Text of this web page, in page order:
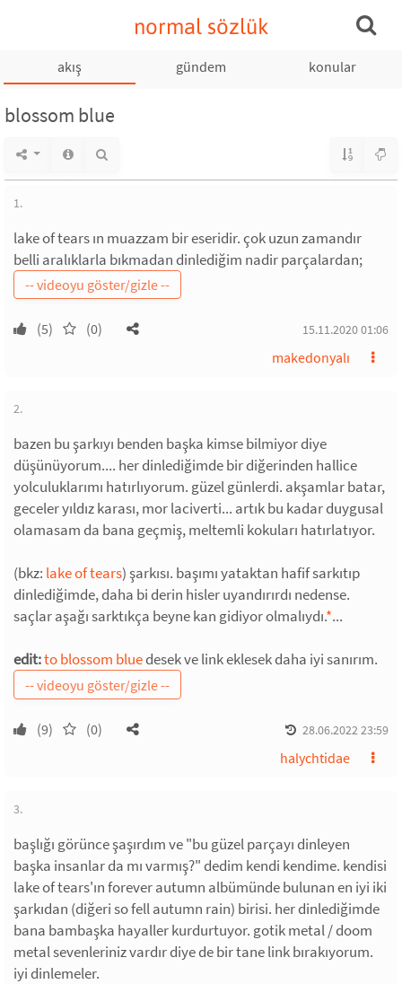
normal sözlük
akış gündem konular
blossom blue
1.
lake of tears ın muazzam bir eseridir. çok uzun zamandır
belli aralıklarla bıkmadan dinlediğim nadir parçalardan;
(5) (0) 15.11.2020 01:06
makedonyalı
2.
bazen bu şarkıyı benden başka kimse bilmiyor diye
düşünüyorum.... her dinlediğimde bir diğerinden hallice
yolculuklarımı hatırlıyorum. güzel günlerdi. akşamlar batar,
geceler yıldız karası, mor laciverti... artık bu kadar duygusal
olamasam da bana geçmiş, meltemli kokuları hatırlatıyor.
(bkz: lake of tears) şarkısı. başımı yataktan hafif sarkıtıp
dinlediğimde, daha bi derin hisler uyandırırdı nedense.
saçlar aşağı sarktıkça beyne kan gidiyor olmalıydı.*...
edit:to blossom bluedesek ve link eklesek daha iyi sanırım.
(9) (0) 28.06.2022 23:59
halychtidae
3.
başlığı görünce şaşırdım ve "bu güzel parçayı dinleyen
başka insanlar da mı varmış?" dedim kendi kendime. kendisi
lake of tears'ın forever autumn albümünde bulunan en iyi iki
şarkıdan (diğeri so fell autumn rain) birisi. her dinlediğimde
bana bambaşka hayaller kurdurtuyor. gotik metal / doom
metal sevenleriniz vardır diye de bir tane link bırakıyorum.
iyi dinlemeler.